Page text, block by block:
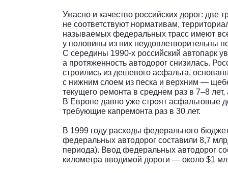
Ужасно и качество российских дорог: две
не соответствуют нормативам,
называемых федеральных трасс имеют
у половины из них неудовлетворительны
С середины 1990-х российский автопарк
а протяженность автодорог снизилась.
строились из дешевого асфальта,
с нижним слоем из песка и верхним —
текущего ремонта в среднем раз в 7–8
В Европе давно уже строят асфальтовые
требующие капремонта раз в 30 лет.
В 1999 году расходы федерального
федеральных автодорог составили 8,7
периода). Ввод федеральных автодорог
километра вводимой дороги — около $1